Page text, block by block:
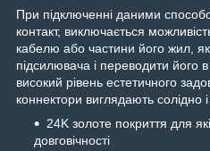
При підключенні даними
контакт, виключається
кабелю або частини його жил,
підсилювача і переводити його
високий рівень естетичного
коннектори виглядають солідно
24K золоте покриття для
довговічності